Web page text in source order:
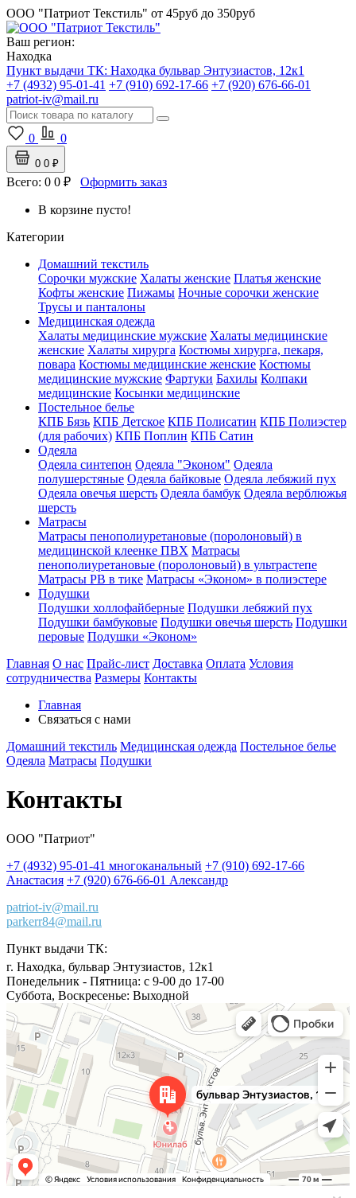
ООО "Патриот Текстиль" от 45руб до 350руб
Ваш регион:
Находка
Пункт выдачи ТК: Находка бульвар Энтузиастов, 12к1
+7 (4932) 95-01-41 +7 (910) 692-17-66 +7 (920) 676-66-01
patriot-iv@mail.ru
0 0
0 0 ₽
Всего: 0 0 ₽ Оформить заказ
В корзине пусто!
Категории
Домашний текстиль
Сорочки мужские Халаты женские Платья женские
Кофты женские Пижамы Ночные сорочки женские
Трусы и панталоны
Медицинская одежда
Халаты медицинские мужские Халаты медицинские
женские Халаты хирурга Костюмы хирурга, пекаря,
повара Костюмы медицинские женские Костюмы
медицинские мужские Фартуки Бахилы Колпаки
медицинские Косынки медицинские
Постельное белье
КПБ Бязь КПБ Детское КПБ Полисатин КПБ Полиэстер
(для рабочих) КПБ Поплин КПБ Сатин
Одеяла
Одеяла синтепон Одеяла "Эконом" Одеяла
полушерстяные Одеяла байковые Одеяла лебяжий пух
Одеяла овечья шерсть Одеяла бамбук Одеяла верблюжья
шерсть
Матрасы
Матрасы пенополиуретановые (поролоновый) в
медицинской клеенке ПВХ Матрасы
пенополиуретановые (поролоновый) в ультрастепе
Матрасы РВ в тике Матрасы «Эконом» в полиэстере
Подушки
Подушки холлофайберные Подушки лебяжий пух
Подушки бамбуковые Подушки овечья шерсть Подушки
перовые Подушки «Эконом»
Главная О нас Прайс-лист Доставка Оплата Условия
сотрудничества Размеры Контакты
Главная
Связаться с нами
Домашний текстиль Медицинская одежда Постельное белье
Одеяла Матрасы Подушки
Контакты
ООО "Патриот"
+7 (4932) 95-01-41 многоканальный +7 (910) 692-17-66
Анастасия +7 (920) 676-66-01 Александр
patriot-iv@mail.ru
parkerr84@mail.ru
Пункт выдачи ТК:
г. Находка, бульвар Энтузиастов, 12к1
Понедельник - Пятница: с 9-00 до 17-00
Суббота, Воскресенье: Выходной